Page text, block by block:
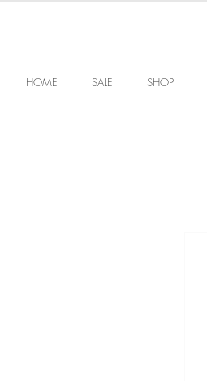
HOME SALE SHOP